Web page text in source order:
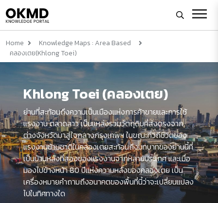
Home
Knowledge Maps : Area Based
คลองเตย(Khlong Toei)
Khlong Toei (คลองเตย)
ย่านที่สะท้อนถึงความเป็นเมืองแห่งการค้าขายและการใช้
แรงงาน ตลาดลาว เป็นแหล่งรวมวัตถุดิบที่ส่งตรงจาก
ต่างจังหวัดมาสู่ใจกลางกรุงเทพฯ ในขณะที่วิถีชีวิตของ
แรงงานข้ามชาติในคลองเตยสะท้อนถึงบทบาทของย่านนี้ที่
เป็นบ้านหลังที่สองของแรงงานจากหลายประเทศ และเมื่อ
มองไปข้างหน้า 80 ปีแห่งความหลังของคลองเตย เป็น
เครื่องหมายคำถามถึงอนาคตของพื้นที่นี้ว่าจะเปลี่ยนแปลง
ไปในทิศทางใด